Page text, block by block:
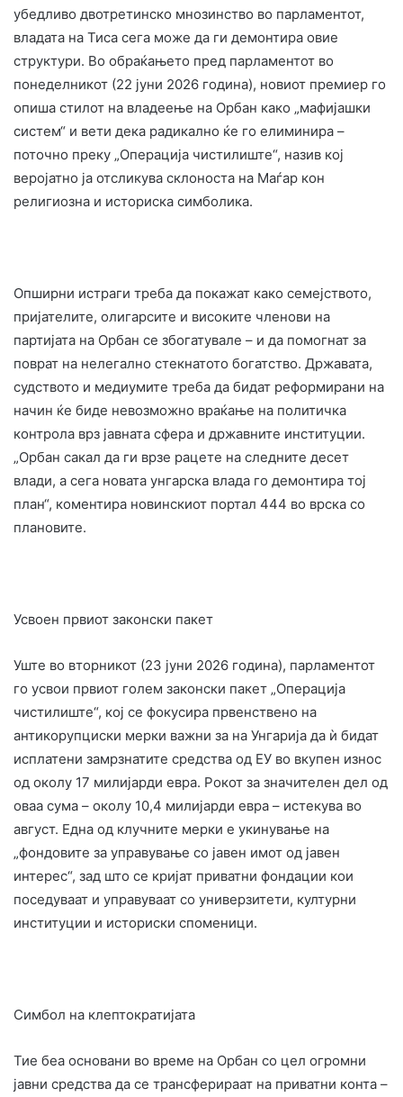
убедливо двотретинско мнозинство во парламентот,
владата на Тиса сега може да ги демонтира овие
структури. Во обраќањето пред парламентот во
понеделникот (22 јуни 2026 година), новиот премиер го
опиша стилот на владеење на Орбан како „мафијашки
систем“ и вети дека радикално ќе го елиминира –
поточно преку „Операција чистилиште“, назив кој
веројатно ја отсликува склоноста на Маѓар кон
религиозна и историска симболика.
Опширни истраги треба да покажат како семејството,
пријателите, олигарсите и високите членови на
партијата на Орбан се збогатувале – и да помогнат за
поврат на нелегално стекнатото богатство. Државата,
судството и медиумите треба да бидат реформирани на
начин ќе биде невозможно враќање на политичка
контрола врз јавната сфера и државните институции.
„Орбан сакал да ги врзе рацете на следните десет
влади, а сега новата унгарска влада го демонтира тој
план“, коментира новинскиот портал 444 во врска со
плановите.
Усвоен првиот законски пакет
Уште во вторникот (23 јуни 2026 година), парламентот
го усвои првиот голем законски пакет „Операција
чистилиште“, кој се фокусира првенствено на
антикорупциски мерки важни за на Унгарија да ѝ бидат
исплатени замрзнатите средства од ЕУ во вкупен износ
од околу 17 милијарди евра. Рокот за значителен дел од
оваа сума – околу 10,4 милијарди евра – истекува во
август. Една од клучните мерки е укинување на
„фондовите за управување со јавен имот од јавен
интерес“, зад што се кријат приватни фондации кои
поседуваат и управуваат со универзитети, културни
институции и историски споменици.
Симбол на клептократијата
Тие беа основани во време на Орбан со цел огромни
јавни средства да се трансферираат на приватни конта –